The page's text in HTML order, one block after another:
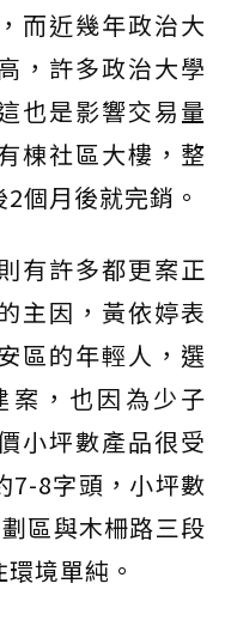
而近幾年政治大
，許多政治大學
也是影響交易量
棟社區大樓，整
個月後就完銷。
有許多都更案正
主因，黃依婷表
區的年輕人，選
案，也因為少子
小坪數產品很受
7-8字頭，小坪數
區與木柵路三段
境單純。